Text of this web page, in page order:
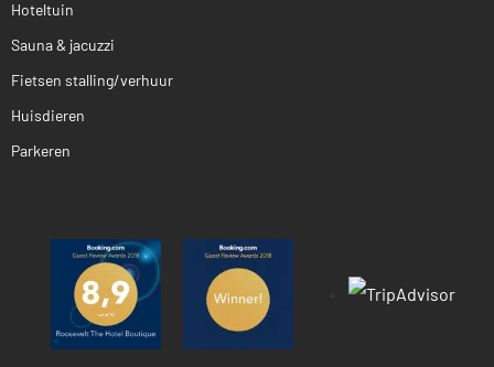
Hoteltuin
Sauna & jacuzzi
Fietsen stalling/verhuur
Huisdieren
Parkeren